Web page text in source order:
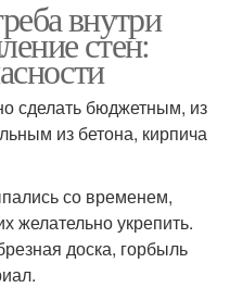
внутри
стен:
сделать бюджетным, из
из бетона, кирпича
со временем,
желательно укрепить.
доска, горбыль